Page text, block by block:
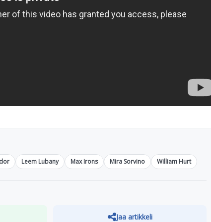
Leem Lubany Max Irons Mira Sorvino William Hurt
Jaa artikkeli